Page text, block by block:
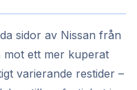
sidor av Nissan från
mot ett mer kuperat
varierande restider –